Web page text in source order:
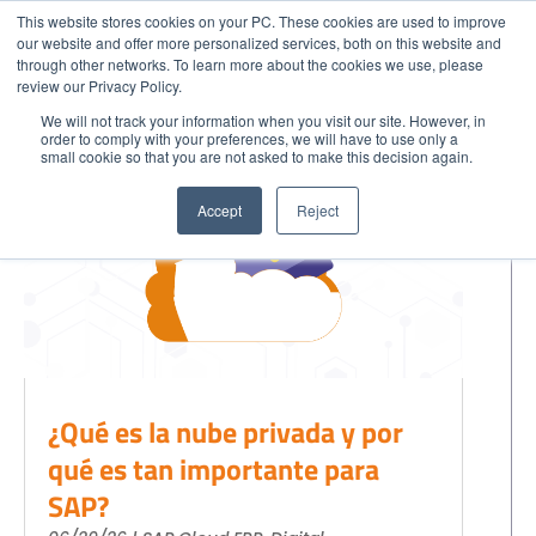
This website stores cookies on your PC. These cookies are used to improve
our website and offer more personalized services, both on this website and
through other networks. To learn more about the cookies we use, please
review our Privacy Policy.
We will not track your information when you visit our site. However, in
order to comply with your preferences, we will have to use only a
small cookie so that you are not asked to make this decision again.
Accept Reject
Menu Call
GET STARTED
Get to Know Us
Blog
Success Stories
Industries
SAP Partner in your City
Strategic Partners
EXPLORE SOLUTIONS
Digital Transformation
¿Qué es la nube privada y por
qué es tan importante para
SAP?